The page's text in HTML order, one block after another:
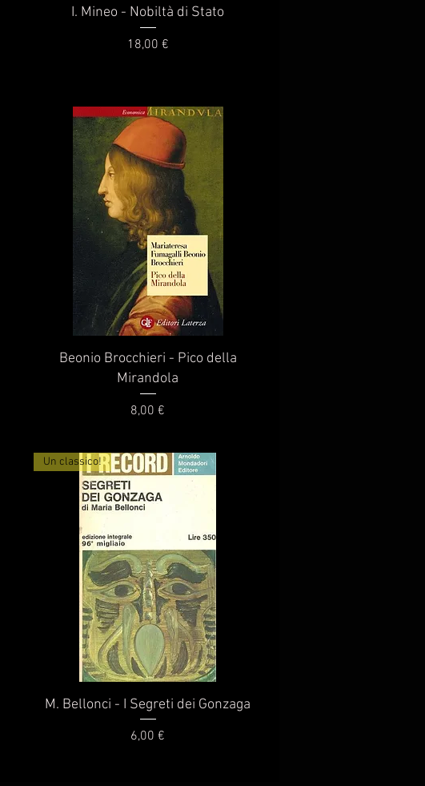
Vista rapida
I. Mineo - Nobiltà di Stato
Prezzo
18,00 €
Vista rapida
Beonio Brocchieri - Pico della
Mirandola
Prezzo
8,00 €
Vista rapida
Un classico!
M. Bellonci - I Segreti dei Gonzaga
Prezzo
6,00 €